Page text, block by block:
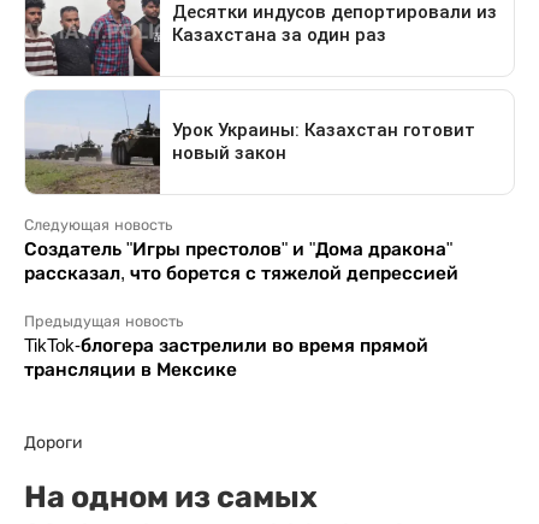
Следующая новость
Создатель "Игры престолов" и "Дома дракона"
рассказал, что борется с тяжелой депрессией
Предыдущая новость
TikTok-блогера застрелили во время прямой
трансляции в Мексике
Дороги
На одном из самых